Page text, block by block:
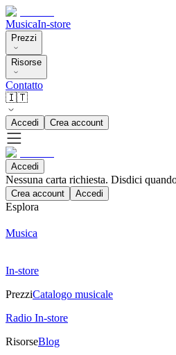
MusicaIn-store
Prezzi
Risorse
Contatto
🇮🇹
Accedi Crea account
Accedi
Nessuna carta richiesta. Disdici
Crea account Accedi
Esplora
Musica
In-store
PrezziCatalogo musicale
Radio In-store
RisorseBlog